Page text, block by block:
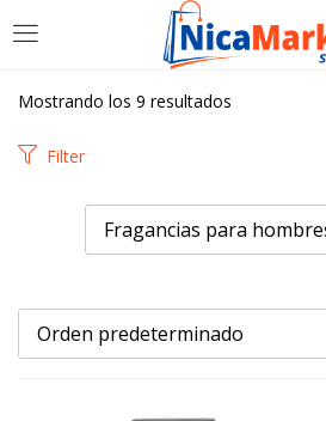
INICIAR SESIÓN
Introduzca su nombre de usuario y
Por favor, introduce una respuesta en
Mostrando los 9 resultados
Filter
Fragancias para
Orden predeterminado